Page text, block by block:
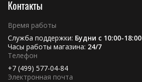
Контакты
Время работы
Служба поддержки: Будни с 10:00-18:00
Часы работы магазина: 24/7
Телефон
+7 (499) 577-04-84
Электронная почта